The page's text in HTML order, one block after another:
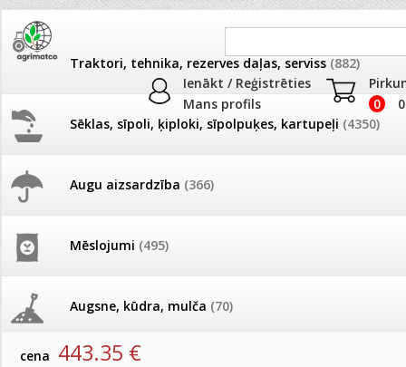
Ienākt / Reģistrēties
Mans profils
0
Traktori, tehnika, rezerves daļas, serviss (882)
Sēklas, sīpoli, ķiploki, sīpolpuķes, kartupeļi (4350)
Augu aizsardzība (366)
Mēslojumi (495)
Augsne, kūdra, mulča (70)
JAUNUMI
Pašlasīšanas vietu katalogs
26.05. Vebinārs - Kā ierobežot
gliemežus piemājas dārzā un
AKCIJAS
frēze + mulčieris +
AKCIJAS komplekts -
Augu smidzinātāji
Produkti »Augu smidzinātāji
Fumigators U260 ULV, Inter
artikuls: 84300
cena 443.35 €